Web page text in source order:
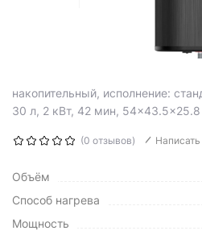
накопительный, исполнение:
30 л, 2 кВт, 42 мин,
(0 отзывов)
Объём
Способ нагрева
Мощность